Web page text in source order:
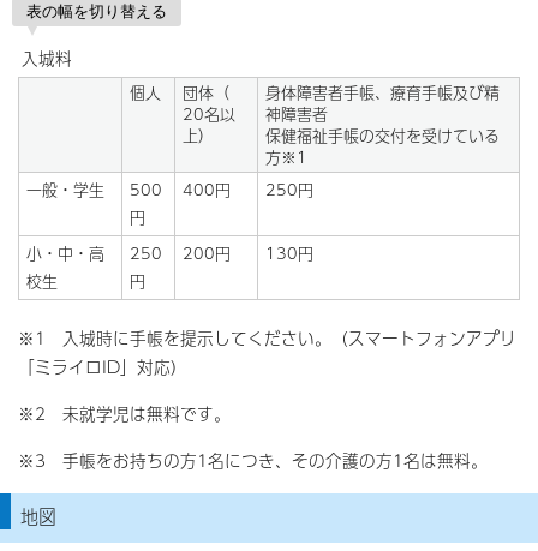
表の幅を切り替える
入城料
個人
団体（
20名以
上）
身体障害者手帳、療育手帳及び精
神障害者
保健福祉手帳の交付を受けている
方※1
一般・学生
500
円
400円 250円
小・中・高
校生
250
円
200円 130円
※1 入城時に手帳を提示してください。（スマートフォンアプリ
「ミライロID」対応）
※2 未就学児は無料です。
※3 手帳をお持ちの方1名につき、その介護の方1名は無料。
地図